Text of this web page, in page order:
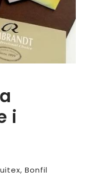
i
Bonfil